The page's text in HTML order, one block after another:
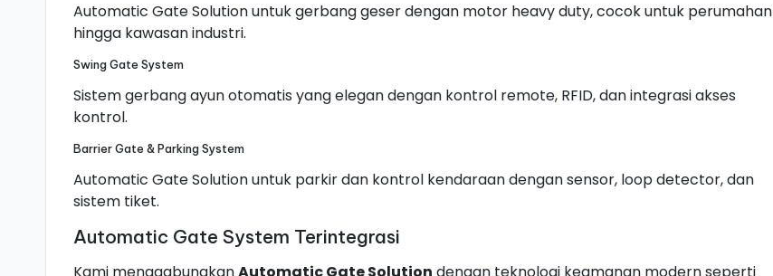
Automatic Gate Solution untuk gerbang geser dengan motor heavy duty, cocok untuk perumahan
hingga kawasan industri.
Swing Gate System
Sistem gerbang ayun otomatis yang elegan dengan kontrol remote, RFID, dan integrasi akses
kontrol.
Barrier Gate & Parking System
Automatic Gate Solution untuk parkir dan kontrol kendaraan dengan sensor, loop detector, dan
sistem tiket.
Automatic Gate System Terintegrasi